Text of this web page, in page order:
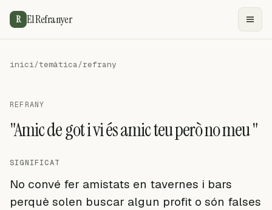
R El Refranyer
inici/temàtica/refrany
REFRANY
"Amic de got i vi és amic teu però no meu "
SIGNIFICAT
No convé fer amistats en tavernes i bars
perquè solen buscar algun profit o són falses